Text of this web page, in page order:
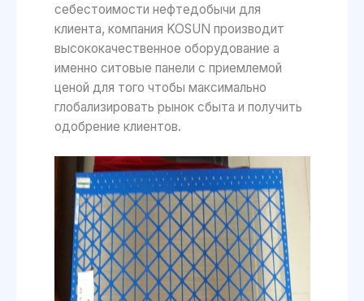
себестоимости нефтедобычи для
клиента, компания KOSUN производит
высококачественное оборудование а
именно ситовые панели с приемлемой
ценой для того чтобы максимально
глобализировать рынок сбыта и получить
одобрение клиентов.